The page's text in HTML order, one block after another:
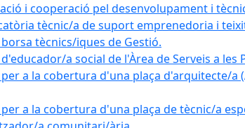
i cooperació pel desenvolupament i
tècnic/a de suport emprenedoria i
tècnics/iques de Gestió.
a social de l'Àrea de Serveis a les
a la cobertura d'una plaça d'arquitecte/
a la cobertura d'una plaça de tècnic/a